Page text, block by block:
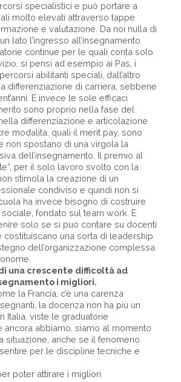
specialistici e può portare a
molto elevati attraverso tappe
e valutazione. Da noi nulla di
lato l’ingresso all’insegnamento
continue per le quali conta solo
si pensi ad esempio ai Pas, i
abilitanti speciali, dall’altro
differenziazione di carriera, sebbene
E invece le sole efficaci
sono proprio nella fase del
differenziazione e articolazione
modalità, quali il merit pay, sono
non spostano di una virgola la
dell’insegnamento. Il premio al
per il solo lavoro svolto con la
stimola la creazione di un
condiviso e quindi non si
ha invece bisogno di costruire
fondato sul team work. E
solo se si può contare su docenti
costituiscano una sorta di leadership
dell’organizzazione complessa
una crescente difficoltà ad
i migliori.
la Francia, c’è una carenza
la docenza non ha più un
Italia, viste le graduatorie
ancora abbiamo, siamo al momento
situazione, anche se il fenomeno
per le discipline tecniche e
poter attirare i migliori